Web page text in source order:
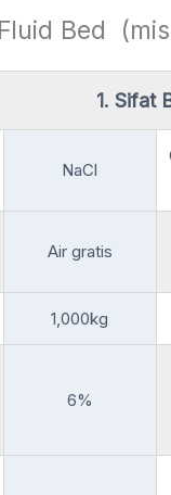
Bed
1. Sifat
NaCl
Air gratis
1,000kg
6%